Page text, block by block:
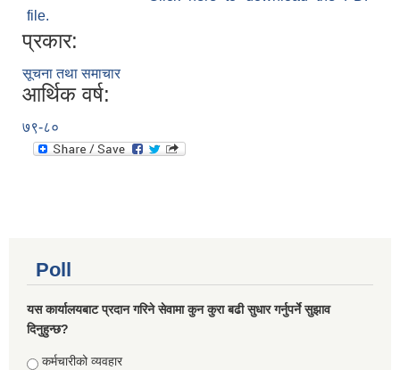
file.
प्रकार:
सूचना तथा समाचार
आर्थिक वर्ष:
७९-८०
Poll
यस कार्यालयबाट प्रदान गरिने सेवामा कुन कुरा बढी सुधार गर्नुपर्ने सुझाव
दिनुहुन्छ?
Choices
कर्मचारीको व्यवहार